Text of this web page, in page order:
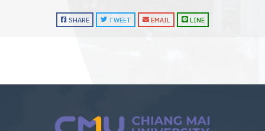
SHARE TWEET EMAIL LINE